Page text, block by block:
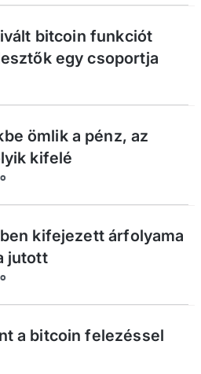
bitcoin funkciót
egy csoportja
ömlik a pénz, az
kifelé
kifejezett árfolyama
jutott
a bitcoin felezéssel